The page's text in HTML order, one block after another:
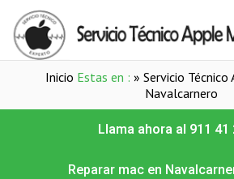
Inicio Estas en : » Servicio Técnico
Navalcarnero
Llama ahora al 911 41
Reparar mac en